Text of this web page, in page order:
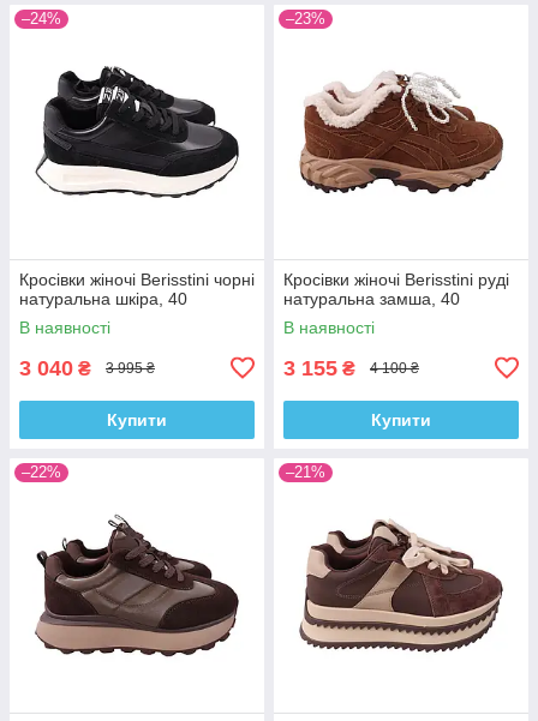
–24%
Кросівки жіночі Berisstini чорні
натуральна шкіра, 40
В наявності
3 040 ₴ 3 995 ₴
Купити
–23%
Кросівки жіночі Berisstini руді
натуральна замша, 40
В наявності
3 155 ₴ 4 100 ₴
Купити
–22% –21%